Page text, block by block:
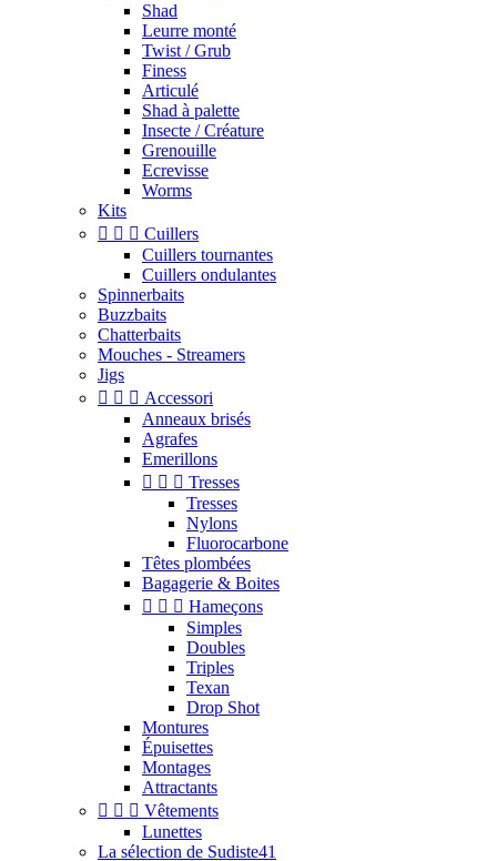
Shad
Leurre monté
Twist / Grub
Finess
Articulé
Shad à palette
Insecte / Créature
Grenouille
Ecrevisse
Worms
Kits
   Cuillers
Cuillers tournantes
Cuillers ondulantes
Spinnerbaits
Buzzbaits
Chatterbaits
Mouches - Streamers
Jigs
   Accessori
Anneaux brisés
Agrafes
Emerillons
   Tresses
Tresses
Nylons
Fluorocarbone
Têtes plombées
Bagagerie & Boites
   Hameçons
Simples
Doubles
Triples
Texan
Drop Shot
Montures
Épuisettes
Montages
Attractants
   Vêtements
Lunettes
La sélection de Sudiste41